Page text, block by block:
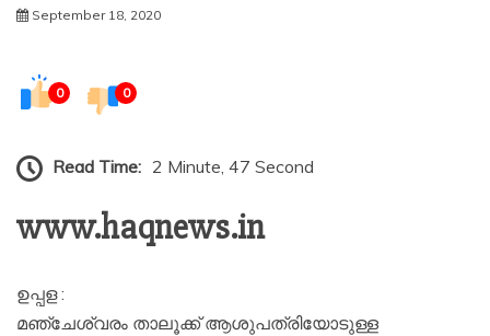
September 18, 2020
0 0
Read Time: 2 Minute, 47 Second
www.haqnews.in
ഉപ്പള :
മഞ്ചേശ്വരം താലൂക്ക് ആശുപത്രിയോടുള്ള